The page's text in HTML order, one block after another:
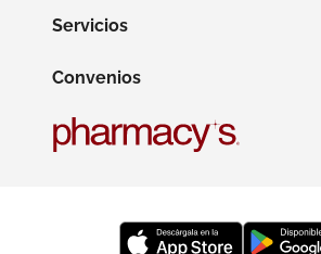
Servicios
Convenios